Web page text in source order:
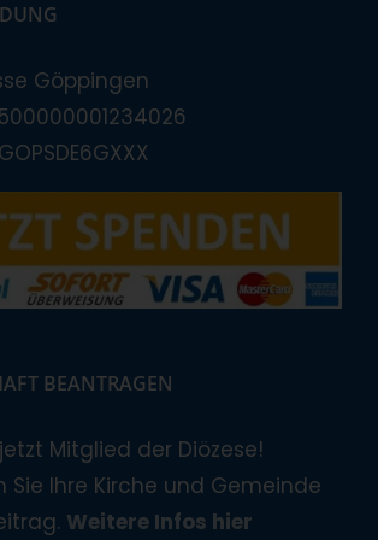
Göppingen
BEANTRAGEN
Mitglied der Diözese!
Sie Ihre Kirche und Gemeinde
Weitere Infos hier